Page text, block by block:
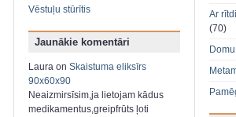
Vēstuļu stūrītis
Jaunākie komentāri
Laura on Skaistuma eliksīrs
90x60x90
Neaizmirsīsim,ja lietojam kādus
medikamentus,greipfrūts ļoti
Ar
(70)